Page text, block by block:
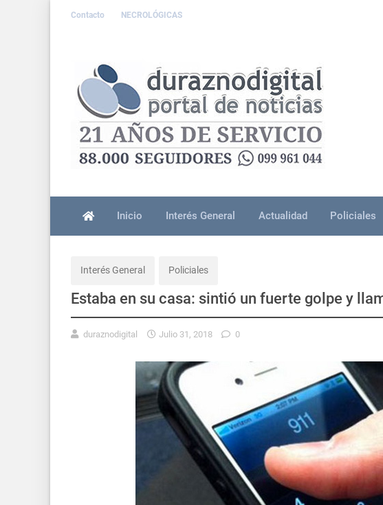
Contacto NECROLÓGICAS
Inicio Interés General Actualidad Policiales
Interés General Policiales
Estaba en su casa: sintió un fuerte golpe y
duraznodigital Julio 31, 2018 0